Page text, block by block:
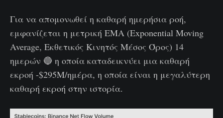
Για να απομονωθεί η καθαρή ημερήσια ροή,
εμφανίζεται η μετρική ΕΜΑ (Exponential Moving
Average, Εκθετικός Κινητός Μέσος Όρος) 14
ημερών 🔵 η οποία καταδεικνύει μια καθαρή
εκροή -$295M/ημέρα, η οποία είναι η μεγαλύτερη
καθαρή εκροή στην ιστορία.